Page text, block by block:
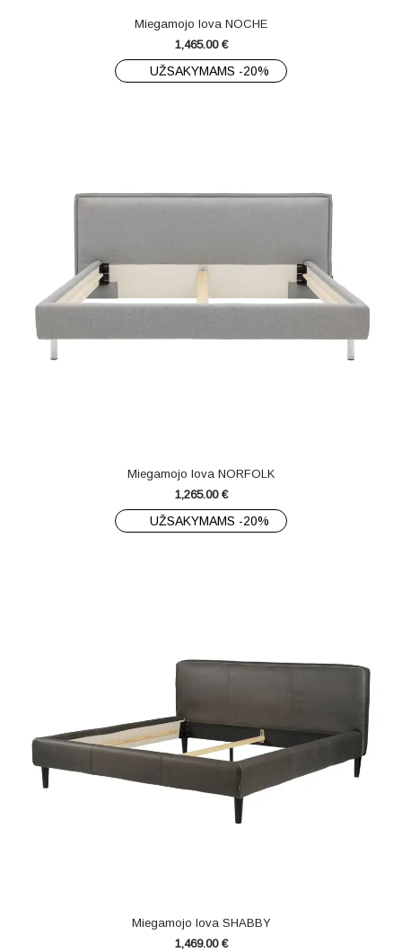
Miegamojo lova NOCHE
1,465.00 €
UŽSAKYMAMS -20%
Miegamojo lova NORFOLK
1,265.00 €
UŽSAKYMAMS -20%
Miegamojo lova SHABBY
1,469.00 €